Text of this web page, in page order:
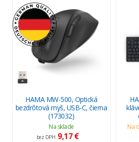
HAMA MW-500, Optická
bezdrôtová myš, USB-C, čierna
(173032)
Na sklade
bez DPH 9,17 €
Na